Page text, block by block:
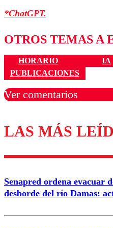
*ChatGPT.
OTROS TEMAS A
HORARIO IA
PUBLICACIONES
Ver comentarios
Los comentarios son
diálogo
Nombre
Correo
LAS MÁS
Senapred ordena evacuar
desborde del río Damas: